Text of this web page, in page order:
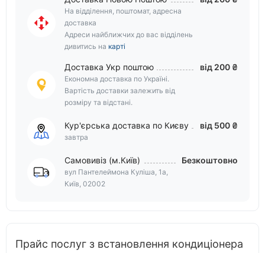
На відділення, поштомат, адресна
доставка
Адреси найближчих до вас відділень
дивитись на карті
Доставка Укр поштою
Економна доставка по Україні.
Вартість доставки залежить від
розміру та відстані.
від 200 ₴
Кур'єрська доставка по Києву
завтра
від 500 ₴
Самовивіз (м.Київ)
вул Пантелеймона Куліша, 1а,
Київ, 02002
Безкоштовно
Прайс послуг з встановлення кондиціонера